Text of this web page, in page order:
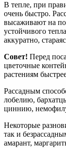
В тепле, при
очень быстро.
высаживают на
устойчивого
аккуратно,
Совет! Перед
цветочные
растениям
Рассадным
лобелию,
циннию,
Некоторые
так и
амарант,